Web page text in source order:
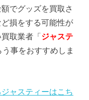
でグッズを買取さ
損をする可能性が
取業者「 ジャステ
事をおすすめしま
ャスティーはこち